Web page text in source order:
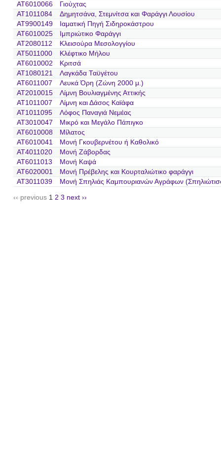
AT6010066
Γιούχτας
AT1011084
Δημητσάνα, Στεμνίτσα και Φαράγγι Λουσίου
AT9900149
Ιαματική Πηγή Σιδηροκάστρου
AT6010025
Ιμπριώτικο Φαράγγι
AT2080112
Κλεισούρα Μεσολογγίου
AT5011000
Κλέφτικο Μήλου
AT6010002
Κριτσά
AT1080121
Λαγκάδα Ταϋγέτου
AT6011007
Λευκά Όρη (Ζώνη 2000 μ.)
AT2010015
Λίμνη Βουλιαγμένης Αττικής
AT1011007
Λίμνη και Δάσος Καϊάφα
AT1011095
Λόφος Παναγιά Νεμέας
AT3010047
Μικρό και Μεγάλο Πάπιγκο
AT6010008
Μίλατος
AT6010041
Μονή Γκουβερνέτου ή Καθολικό
AT4011020
Μονή Ζάβορδας
AT6011013
Μονή Καψά
AT6020001
Μονή Πρέβελης και Κουρταλιώτικο φαράγγι
AT3011039
Μονή Σπηλιάς Καμπουριανών Αγράφων
‹‹ previous 1 2 3 next ››